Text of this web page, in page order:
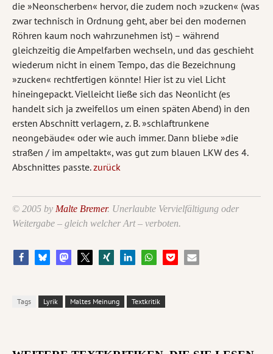
die »Neonscherben« hervor, die zudem noch »zucken« (was
zwar technisch in Ordnung geht, aber bei den modernen
Röhren kaum noch wahrzunehmen ist) – während
gleichzeitig die Ampelfarben wechseln, und das geschieht
wiederum nicht in einem Tempo, das die Bezeichnung
»zucken« rechtfertigen könnte! Hier ist zu viel Licht
hineingepackt. Vielleicht ließe sich das Neonlicht (es
handelt sich ja zweifellos um einen späten Abend) in den
ersten Abschnitt verlagern, z. B. »schlaftrunkene
neongebäude« oder wie auch immer. Dann bliebe »die
straßen / im ampeltakt«, was gut zum blauen LKW des 4.
Abschnittes passte.zurück
© 2005 by Malte Bremer. Unerlaubte Vervielfältigung oder
Weitergabe – gleich welcher Art – verboten.
Tags Lyrik Maltes Meinung Textkritik